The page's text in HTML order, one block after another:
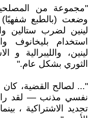
"مجموعة من
وضعت (بالطبع شفهيًا)
لينين لضرب ستالين
استخدام بليخانوف
لينين، والليبرالية و
الثوري بشكل عام."
"... لصالح القضية، كان
نفسي مذنب — لقد
تجديد الاشتراكية ،